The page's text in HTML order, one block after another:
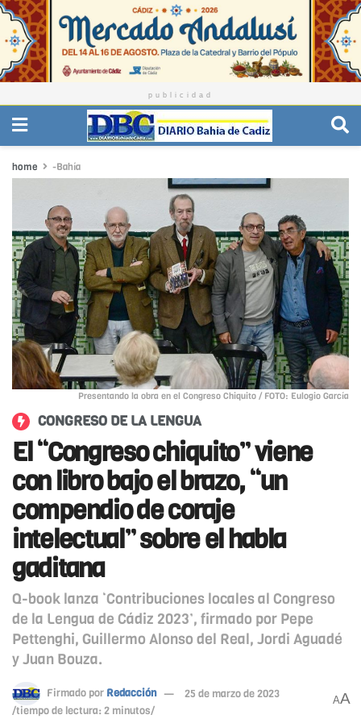
publicidad
home -Bahía
Presentando la obra en el Congreso Chiquito / FOTO: Eulogio García
CONGRESO DE LA LENGUA
El “Congreso chiquito” viene
con libro bajo el brazo, “un
compendio de coraje
intelectual” sobre el habla
gaditana
Q-book lanza ‘Contribuciones locales al Congreso
de la Lengua de Cádiz 2023’, firmado por Pepe
Pettenghi, Guillermo Alonso del Real, Jordi Aguadé
y Juan Bouza.
Firmado por Redacción
25 de marzo de 2023
/tiempo de lectura: 2 minutos/
AA